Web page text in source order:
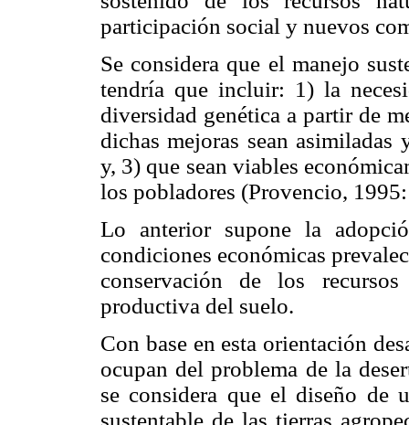
participación social y nuevos
Se considera que el manejo
tendría que incluir: 1) la
diversidad genética a partir de
dichas mejoras sean
y, 3) que sean viables
los pobladores (Provencio,
Lo anterior supone la
condiciones económicas
conservación de los
productiva del suelo.
Con base en esta orientación
ocupan del problema de la
se considera que el diseño de